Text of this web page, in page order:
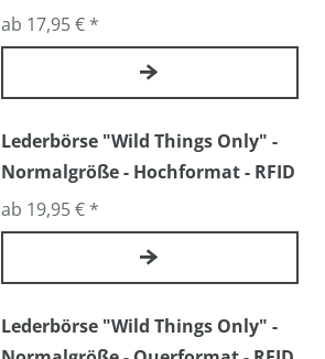
ab 17,95 € *
Lederbörse "Wild Things Only" -
Normalgröße - Hochformat - RFID
ab 19,95 € *
Lederbörse "Wild Things Only" -